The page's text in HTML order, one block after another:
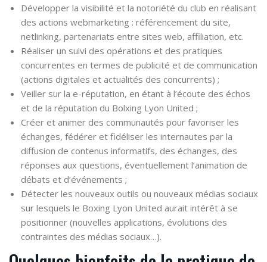
Développer la visibilité et la notoriété du club en réalisant
des actions webmarketing : référencement du site,
netlinking, partenariats entre sites web, affiliation, etc.
Réaliser un suivi des opérations et des pratiques
concurrentes en termes de publicité et de communication
(actions digitales et actualités des concurrents) ;
Veiller sur la e-réputation, en étant à l’écoute des échos
et de la réputation du Bolxing Lyon United ;
Créer et animer des communautés pour favoriser les
échanges, fédérer et fidéliser les internautes par la
diffusion de contenus informatifs, des échanges, des
réponses aux questions, éventuellement l’animation de
débats et d’événements ;
Détecter les nouveaux outils ou nouveaux médias sociaux
sur lesquels le Boxing Lyon United aurait intérêt à se
positionner (nouvelles applications, évolutions des
contraintes des médias sociaux…).